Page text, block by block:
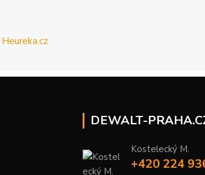
DEWALT-
Kostelecký M.
+420 224